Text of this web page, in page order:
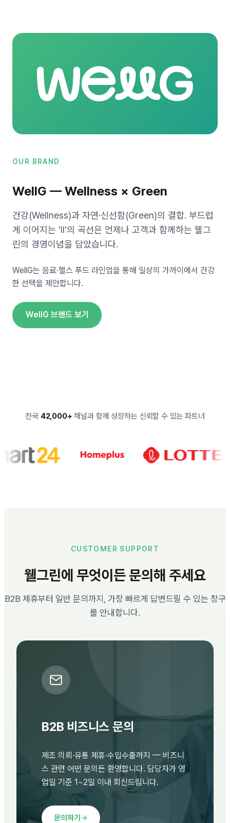
OUR BRAND
WellG — Wellness × Green
건강(Wellness)과 자연·신선함(Green)의 결합. 부드럽
게 이어지는 'll'의 곡선은 언제나 고객과 함께하는 웰그
린의 경영이념을 담았습니다.
WellG는 음료·헬스 푸드 라인업을 통해 일상의 가까이에서 건강
한 선택을 제안합니다.
WellG 브랜드 보기
전국 42,000+ 채널과 함께 성장하는 신뢰할 수 있는 파트너
CUSTOMER SUPPORT
웰그린에 무엇이든 문의해 주세요
B2B 제휴부터 일반 문의까지, 가장 빠르게 답변드릴 수 있는 창구
를 안내합니다.
B2B 비즈니스 문의
제조 의뢰·유통 제휴·수입수출까지 — 비즈니
스 관련 어떤 문의든 환영합니다. 담당자가 영
업일 기준 1~2일 이내 회신드립니다.
문의하기